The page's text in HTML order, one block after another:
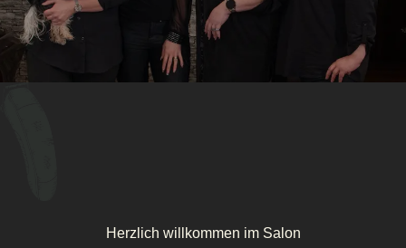
Herzlich willkommen im Salon